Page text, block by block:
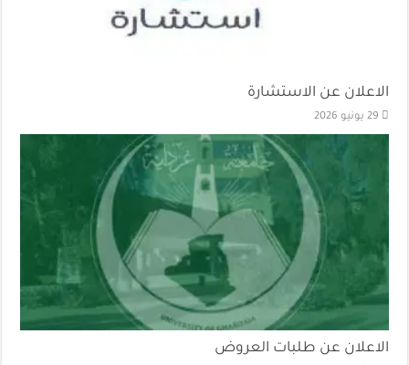
الاعلان عن الاستشارة
29 يونيو 2026
الاعلان عن طلبات العروض